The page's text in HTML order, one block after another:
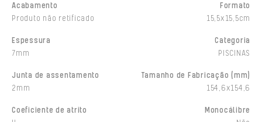
Acabamento
Produto não retificado
Formato
15,5x15,5cm
Espessura
7mm
Categoria
PISCINAS
Junta de assentamento
2mm
Tamanho de Fabricação (mm)
154,6x154,6
Coeficiente de atrito
Monocálibre